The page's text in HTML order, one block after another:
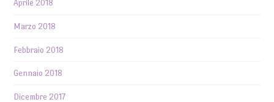
Aprile 2018
Marzo 2018
Febbraio 2018
Gennaio 2018
Dicembre 2017